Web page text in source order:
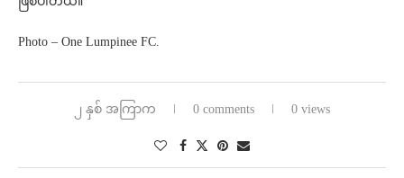
Photo – One Lumpinee FC.
၂ နှစ် အကြာက 0 comments 0 views